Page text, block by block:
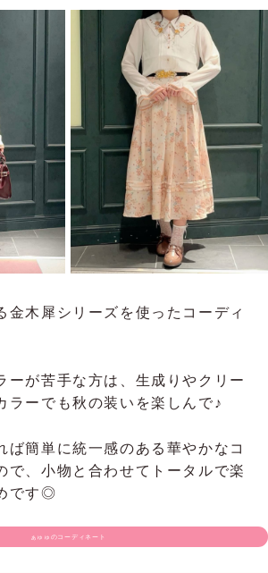
金木犀シリーズを使ったコーディ
ーが苦手な方は、生成りやクリー
ラーでも秋の装いを楽しんで♪
ば簡単に統一感のある華やかなコ
で、小物と合わせてトータルで楽
です◎
ぁゅゅのコーディネート